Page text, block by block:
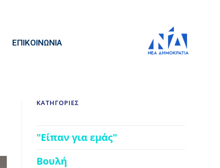
ΕΠΙΚΟΙΝΩΝΙΑ
ΚΑΤΗΓΟΡΙΕΣ
"Είπαν για εμάς"
Βουλή